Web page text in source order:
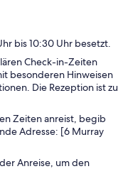
bis 10:30 Uhr besetzt.
Check-in-Zeiten
besonderen Hinweisen
Die Rezeption ist zu
Zeiten anreist, begib
Adresse: [6 Murray
Anreise, um den